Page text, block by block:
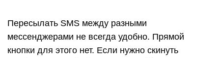
Пересылать SMS между разными
мессенджерами не всегда удобно. Прямой
кнопки для этого нет. Если нужно скинуть